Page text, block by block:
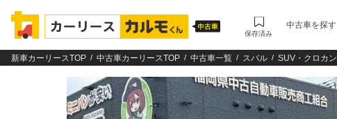
保存済み
中古車を探す
新車カーリースTOP 中古車カーリースTOP 中古車一覧 スバル SUV・クロカン